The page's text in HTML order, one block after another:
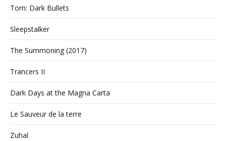
Torn: Dark Bullets
Sleepstalker
The Summoning (2017)
Trancers II
Dark Days at the Magna Carta
Le Sauveur de la terre
Zuhal